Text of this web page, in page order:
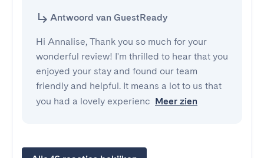
Antwoord van GuestReady
Hi Annalise, Thank you so much for your
wonderful review! I'm thrilled to hear that you
enjoyed your stay and found our team
friendly and helpful. It means a lot to us that
you had a lovely experienc Meer zien